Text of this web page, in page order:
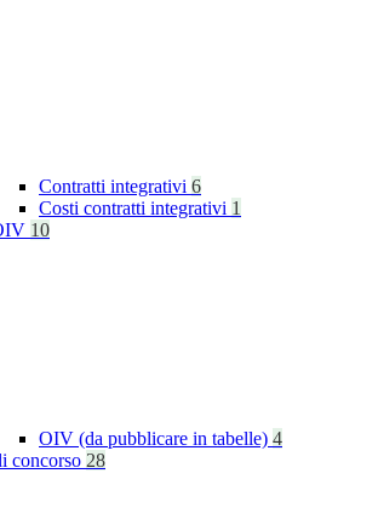
Contratti integrativi 6
Costi contratti integrativi 1
10
OIV (da pubblicare in tabelle) 4
concorso 28